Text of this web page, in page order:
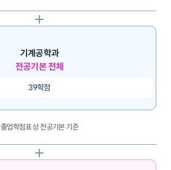
기계공학과
전공기본 전체
39학점
졸업학점표 상 전공기본 기준